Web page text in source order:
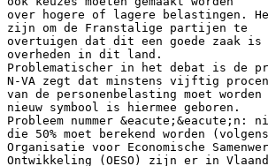
over hogere of lagere belastingen.
zijn om de Franstalige partijen te
overtuigen dat dit een goede zaak
overheden in dit land.
Problematischer in het debat is de
N-VA zegt dat minstens vijftig
van de personenbelasting moet
nieuw symbool is hiermee geboren.
Probleem nummer &eacute;&eacute;n:
die 50% moet berekend worden
Organisatie voor Economische
Ontwikkeling (OESO) zijn er in